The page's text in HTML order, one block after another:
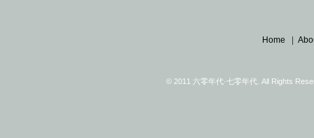
Home |
© 2011 六零年代·七零年代. All Rights